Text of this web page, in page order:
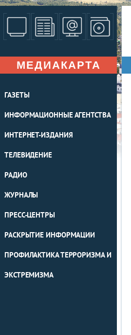
МЕДИАКАРТА
ГАЗЕТЫ
ИНФОРМАЦИОННЫЕ АГЕНТСТВА
ИНТЕРНЕТ-ИЗДАНИЯ
ТЕЛЕВИДЕНИЕ
РАДИО
ЖУРНАЛЫ
ПРЕСС-ЦЕНТРЫ
РАСКРЫТИЕ ИНФОРМАЦИИ
ПРОФИЛАКТИКА ТЕРРОРИЗМА И
ЭКСТРЕМИЗМА